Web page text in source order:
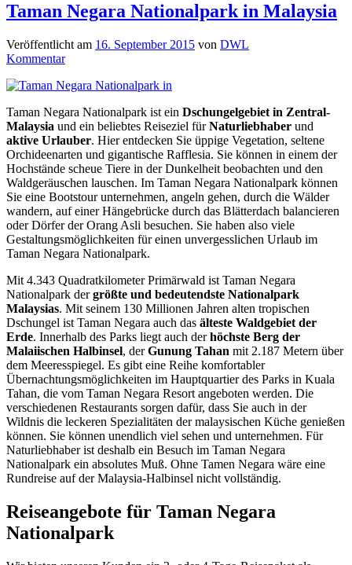
Taman Negara Nationalpark in Malaysia
Veröffentlicht am 16. September 2015 von DWL
Kommentar
Taman Negara Nationalpark ist ein Dschungelgebiet in Zentral-
Malaysia und ein beliebtes Reiseziel fürNaturliebhaber und
aktive Urlauber. Hier entdecken Sie üppige Vegetation, seltene
Orchideenarten und gigantische Rafflesia. Sie können in einem der
Hochstände scheue Tiere in der Dunkelheit beobachten und den
Waldgeräuschen lauschen. Im Taman Negara Nationalpark können
Sie eine Bootstour unternehmen, angeln gehen, durch die Wälder
wandern, auf einer Hängebrücke durch das Blätterdach balancieren
oder Dörfer der Orang Asli besuchen. Sie haben also viele
Gestaltungsmöglichkeiten für einen unvergesslichen Urlaub im
Taman Negara Nationalpark.
Mit 4.343 Quadratkilometer Primärwald ist Taman Negara
Nationalpark dergrößte und bedeutendste Nationalpark
Malaysias. Mit seinem 130 Millionen Jahren alten tropischen
Dschungel ist Taman Negara auch das älteste Waldgebiet der
Erde. Innerhalb des Parks liegt auch derhöchste Berg der
Malaiischen Halbinsel, derGunung Tahan mit 2.187 Metern über
dem Meeresspiegel. Es gibt eine Reihe komfortabler
Übernachtungsmöglichkeiten im Hauptquartier des Parks in Kuala
Tahan, die vom Taman Negara Resort angeboten werden. Die
verschiedenen Restaurants sorgen dafür, dass Sie auch in der
Wildnis die leckeren Spezialitäten der malaysischen Küche genießen
können. Sie können unendlich viel sehen und unternehmen. Für
Naturliebhaber ist deshalb ein Besuch im Taman Negara
Nationalpark ein absolutes Muß. Ohne Tamen Negara wäre eine
Rundreise auf der Malaysia-Halbinsel nicht vollständig.
Reiseangebote für Taman Negara
Nationalpark